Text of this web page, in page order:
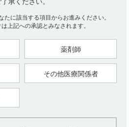
サ タ ナ
、錠1mg、錠5mg、顆粒0.2%の
の製造販売元承...
・1gのMeiji Seika ファルマ株式
たに該当する項目からお進みください。
上記への承認とみなされます。
薬剤師
その他医療関係者